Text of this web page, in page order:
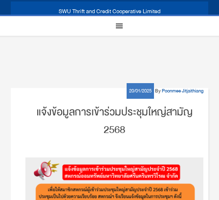
SWU Thrift and Credit Cooperative Limited
20/01/2025 ByPoonmee Jitjaithiang
แจ้งข้อมูลการเข้าร่วมประชุมใหญ่สามัญ
2568